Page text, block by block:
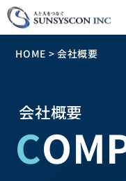
HOME >会社概要
会社概要